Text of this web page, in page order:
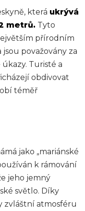
která ukrývá
metrů. Tyto
přírodním
považovány za
Turisté a
obdivovat
téměř
jako „mariánské
k rámování
jeho jemný
světlo. Díky
zvláštní atmosféru